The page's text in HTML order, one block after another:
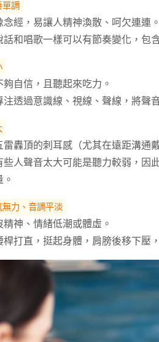
調
經，易讓人精神渙散、呵欠連連。
話和唱歌一樣可以有節奏變化，包
自信，且聽起來吃力。
注透過意識線、視線、聲線，將聲
雷轟頂的刺耳感（尤其在遠距溝通
些人聲音太大可能是聽力較弱，因
力、音調平淡
神、情緒低潮或體虛。
桿打直，挺起身體，肩膀後移下壓